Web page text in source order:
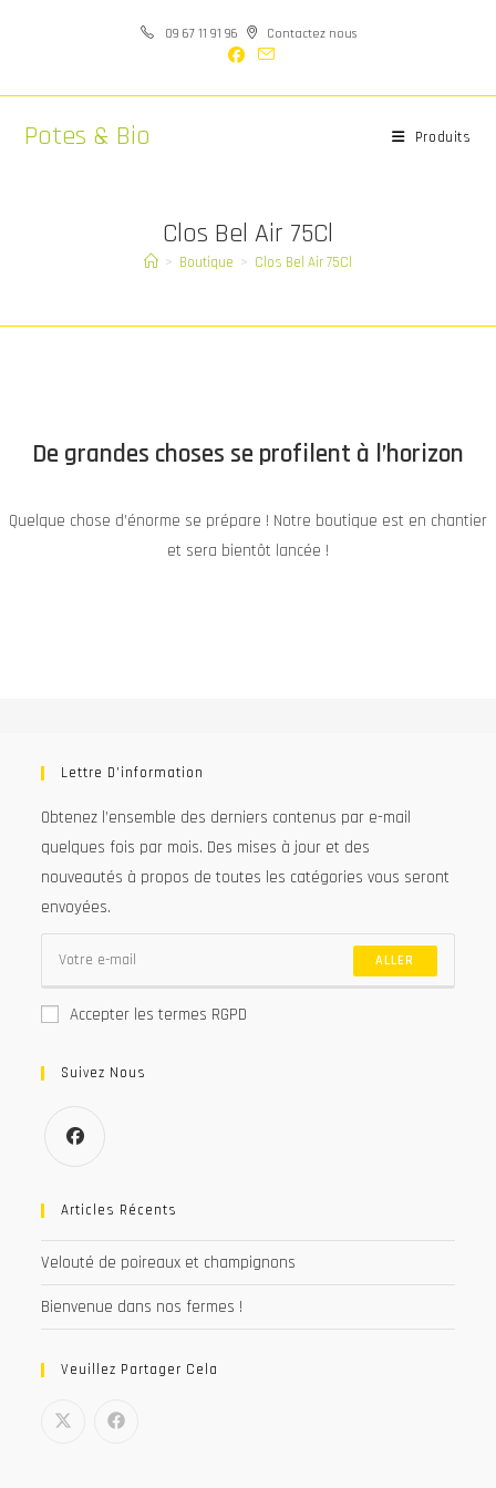
09 67 11 91 96 Contactez nous
Potes & Bio Produits
Clos Bel Air 75Cl
> Boutique > Clos Bel Air 75Cl
De grandes choses se profilent à l’horizon
Quelque chose d’énorme se prépare ! Notre boutique est en chantier
et sera bientôt lancée !
Lettre D’information
Obtenez l’ensemble des derniers contenus par e-mail
quelques fois par mois. Des mises à jour et des
nouveautés à propos de toutes les catégories vous seront
envoyées.
ALLER
Accepter les termes RGPD
Suivez Nous
dans
nouvel
onglet
Articles Récents
Velouté de poireaux et champignons
Bienvenue dans nos fermes !
Veuillez Partager Cela